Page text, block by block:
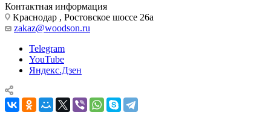
Контактная информация
Краснодар , Ростовское шоссе 26а
zakaz@woodson.ru
Telegram
YouTube
Яндекс.Дзен